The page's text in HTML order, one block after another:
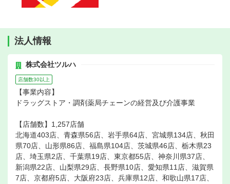
法人情報
株式会社ツルハ
店舗数30以上
【事業内容】
ドラッグストア・調剤薬局チェーンの経営及び介護事業
【店舗数】1,257店舗
北海道403店、青森県56店、岩手県64店、宮城県134店、秋田
県70店、山形県86店、福島県104店、茨城県46店、栃木県23
店、埼玉県2店、千葉県19店、東京都55店、神奈川県37店、
新潟県22店、山梨県29店、長野県10店、愛知県11店、滋賀県
7店、京都府5店、大阪府23店、兵庫県12店、和歌山県17店、